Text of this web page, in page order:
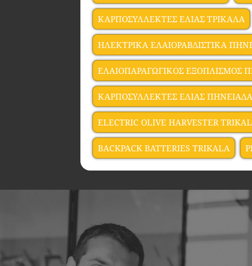
ΚΑΡΠΟΣΥΛΛΕΚΤΕΣ ΕΛΙΑΣ ΤΡΙΚΑΛΑ
ΗΛΕΚΤΡΙΚΑ ΕΛΑΙΟΡΑΒΔΙΣΤΙΚΑ
ΕΛΑΙΟΠΑΡΑΓΩΓΙΚΟΣ ΕΞΟΠΛΙΣΜΟΣ
ΚΑΡΠΟΣΥΛΛΕΚΤΕΣ ΕΛΙΑΣ
ELECTRIC OLIVE HARVESTER
BACKPACK BATTERIES TRIKALA